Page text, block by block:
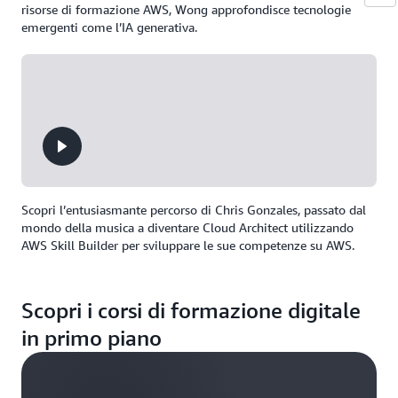
risorse di formazione AWS, Wong approfondisce tecnologie
emergenti come l’IA generativa.
Scopri l’entusiasmante percorso di Chris Gonzales, passato dal
mondo della musica a diventare Cloud Architect utilizzando
AWS Skill Builder per sviluppare le sue competenze su AWS.
Scopri i corsi di formazione digitale
in primo piano